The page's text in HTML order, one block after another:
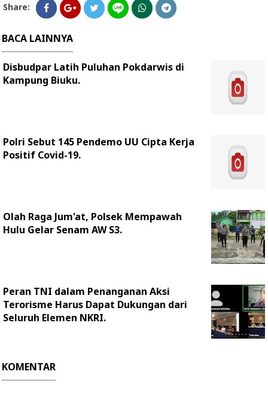
Share:
BACA LAINNYA
Disbudpar Latih Puluhan Pokdarwis di
Kampung Biuku.
Polri Sebut 145 Pendemo UU Cipta Kerja
Positif Covid-19.
Olah Raga Jum'at, Polsek Mempawah
Hulu Gelar Senam AW S3.
Peran TNI dalam Penanganan Aksi
Terorisme Harus Dapat Dukungan dari
Seluruh Elemen NKRI.
KOMENTAR